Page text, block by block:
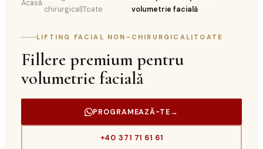
Acasă
chirurgical|Toate
volumetrie facială
LIFTING FACIAL NON-CHIRURGICAL|TOATE
Fillere premium pentru
volumetrie facială
PROGRAMEAZĂ-TE→
+40 371 71 61 61